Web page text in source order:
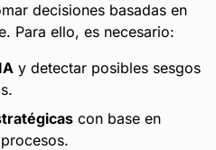
decisiones basadas en
Para ello, es necesario:
y detectar posibles sesgos
con base en